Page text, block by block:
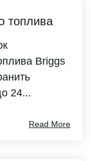
топлива
Briggs
24...
Read More